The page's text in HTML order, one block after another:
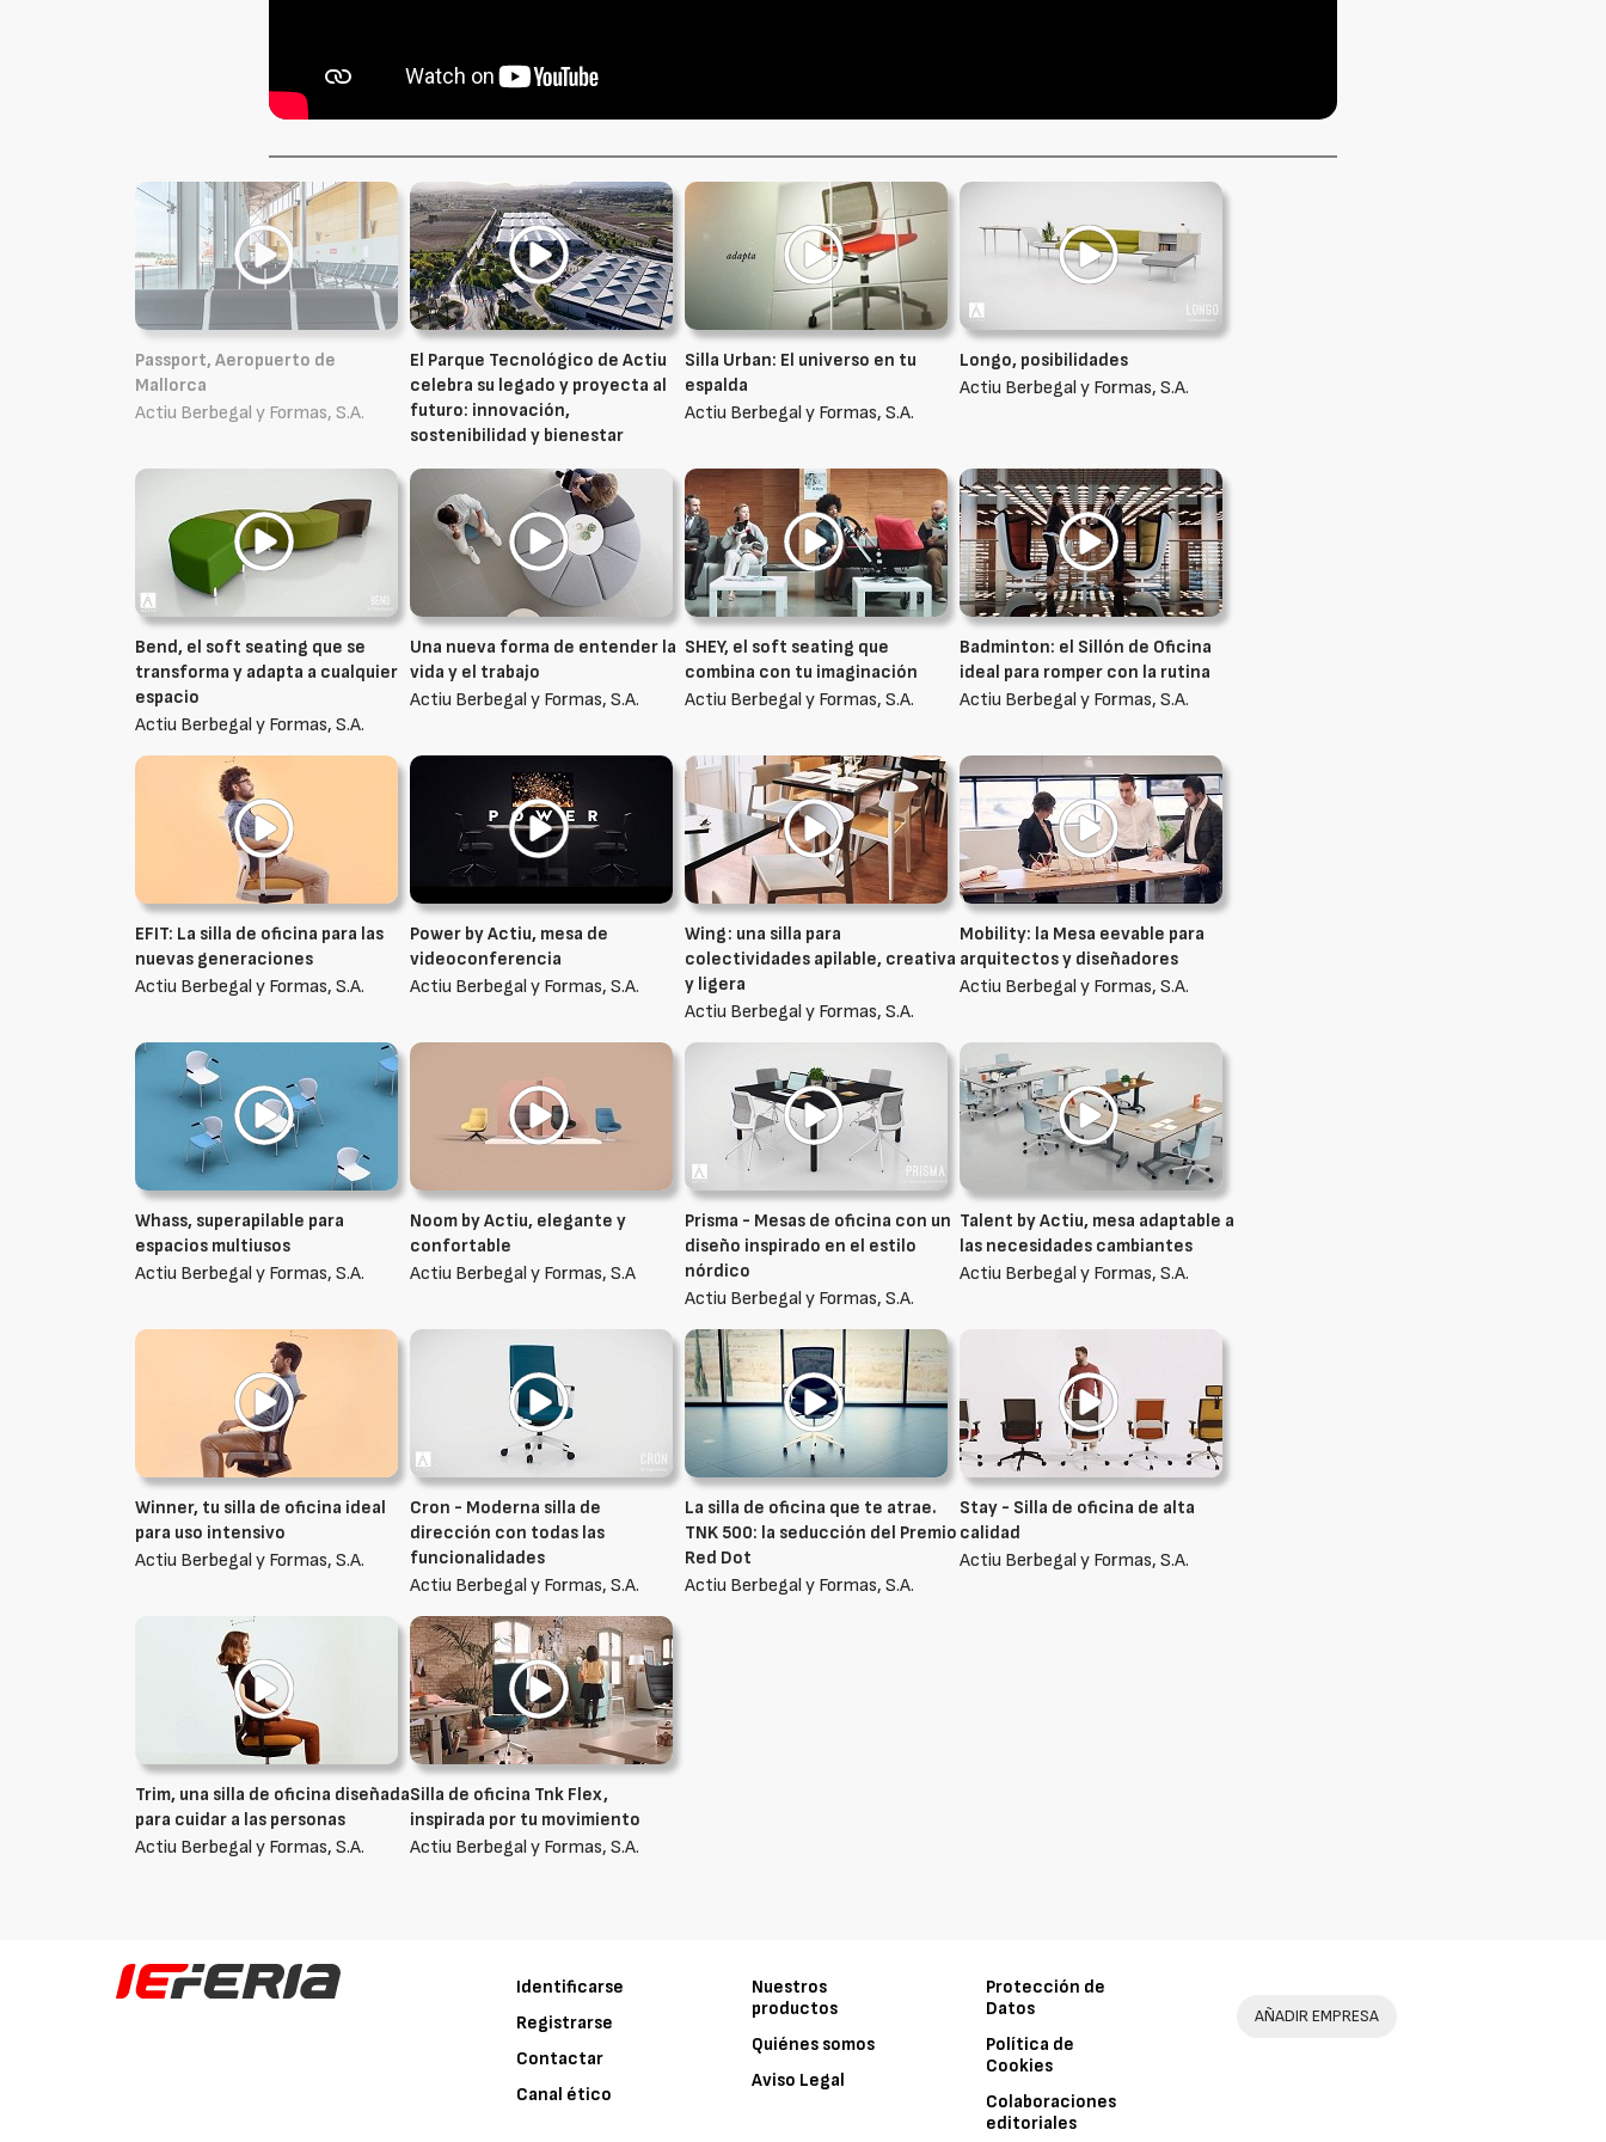
Passport, Aeropuerto de
Mallorca
Actiu Berbegal y Formas, S.A.
El Parque Tecnológico de Actiu
celebra su legado y proyecta al
futuro: innovación,
sostenibilidad y bienestar
Silla Urban: El universo en tu
espalda
Actiu Berbegal y Formas, S.A.
Longo, posibilidades
Actiu Berbegal y Formas, S.A.
Bend, el soft seating que se
transforma y adapta a cualquier
espacio
Actiu Berbegal y Formas, S.A.
Una nueva forma de entender la
vida y el trabajo
Actiu Berbegal y Formas, S.A.
SHEY, el soft seating que
combina con tu imaginación
Actiu Berbegal y Formas, S.A.
Badminton: el Sillón de Oficina
ideal para romper con la rutina
Actiu Berbegal y Formas, S.A.
EFIT: La silla de oficina para las
nuevas generaciones
Actiu Berbegal y Formas, S.A.
Power by Actiu, mesa de
videoconferencia
Actiu Berbegal y Formas, S.A.
Wing: una silla para
colectividades apilable, creativa
y ligera
Actiu Berbegal y Formas, S.A.
Mobility: la Mesa eevable para
arquitectos y diseñadores
Actiu Berbegal y Formas, S.A.
Whass, superapilable para
espacios multiusos
Actiu Berbegal y Formas, S.A.
Noom by Actiu, elegante y
confortable
Actiu Berbegal y Formas, S.A
Prisma - Mesas de oficina con un
diseño inspirado en el estilo
nórdico
Actiu Berbegal y Formas, S.A.
Talent by Actiu, mesa adaptable a
las necesidades cambiantes
Actiu Berbegal y Formas, S.A.
Winner, tu silla de oficina ideal
para uso intensivo
Actiu Berbegal y Formas, S.A.
Cron - Moderna silla de
dirección con todas las
funcionalidades
Actiu Berbegal y Formas, S.A.
La silla de oficina que te atrae.
TNK 500: la seducción del Premio
Red Dot
Actiu Berbegal y Formas, S.A.
Stay - Silla de oficina de alta
calidad
Actiu Berbegal y Formas, S.A.
Trim, una silla de oficina diseñada
para cuidar a las personas
Actiu Berbegal y Formas, S.A.
Silla de oficina Tnk Flex,
inspirada por tu movimiento
Actiu Berbegal y Formas, S.A.
Identificarse
Registrarse
Contactar
Canal ético
Nuestros
productos
Quiénes somos
Aviso Legal
Protección de
Datos
Política de
Cookies
Colaboraciones
editoriales
AÑADIR EMPRESA